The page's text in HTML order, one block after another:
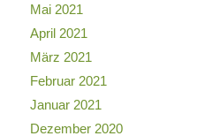
Mai 2021
April 2021
März 2021
Februar 2021
Januar 2021
Dezember 2020